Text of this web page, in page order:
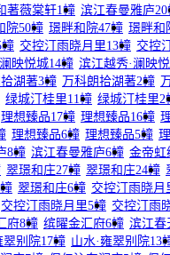
著薇棠轩1幢 滨江春曼雅庐20
院50幢 璟畔和院47幢 璟畔和
交控汀雨晓月里13幢 交控
映悦城14幢 滨江越秀·澜映
湖著3幢 万科朗拾湖著2幢
绿城汀桂里11幢 绿城汀桂里2
理想臻品17幢 理想臻品16幢
理想臻品6幢 理想臻品5幢
8幢 滨江春曼雅庐6幢 金帝虹
翠璟和庄27幢 翠璟和庄24幢
翠璟和庄6幢 交控汀雨晓月
交控汀雨晓月里5幢 交控汀雨
府8幢 缤曜金汇府6幢 滨江春
翠别院17幢 山水·雍翠别院13